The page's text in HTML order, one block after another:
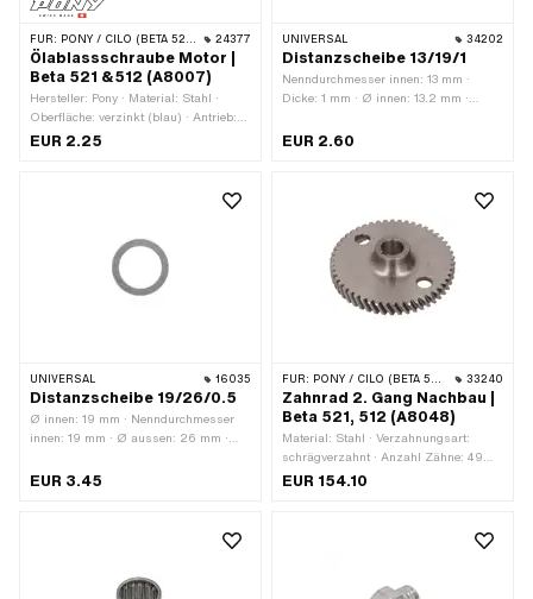
FÜR: PONY / CILO (BETA 521 & 512) 24377
Ölablassschraube Motor |
Beta 521 &512 (A8007)
Hersteller: Pony · Material: Stahl ·
Oberfläche: verzinkt (blau) · Antrieb:
Aussensechskant · Schraubenkopf:
(Standardgewinde) · Gewindelänge: 10
EUR 2.25
UNIVERSAL 34202
Distanzscheibe 13/19/1
Nenndurchmesser innen: 13 mm ·
Dicke: 1 mm · Ø innen: 13.2 mm ·
EUR 2.60
UNIVERSAL 16035
Distanzscheibe 19/26/0.5
Ø innen: 19 mm · Nenndurchmesser
innen: 19 mm · Ø aussen: 26 mm ·
Oberfläche: blank / geölt
EUR 3.45
FÜR: PONY / CILO (BETA 521 & 512) 33240
Zahnrad 2. Gang Nachbau |
Beta 521, 512 (A8048)
Material: Stahl · Verzahnungsart:
schrägverzahnt · Anzahl Zähne: 49
Stk. · Aufnahmeart: Keilverbindung · Ø
EUR 154.10